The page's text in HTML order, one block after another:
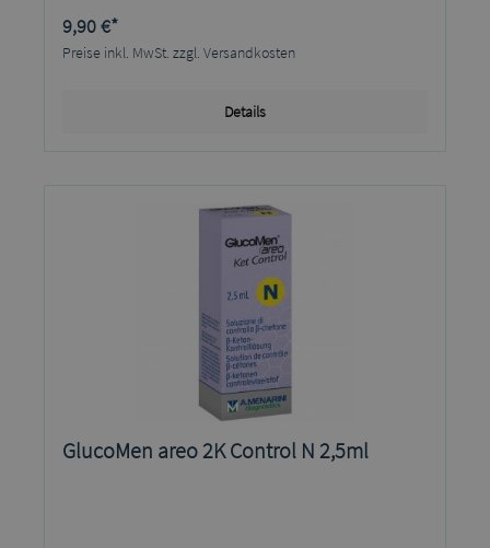
9,90 €*
Preise inkl. MwSt. zzgl. Versandkosten
Details
GlucoMen areo 2K Control N 2,5ml